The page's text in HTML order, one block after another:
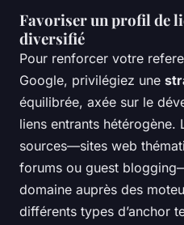
Favoriser un profil de
diversifié
Pour renforcer votre
Google, privilégiez une
équilibrée, axée sur le
liens entrants
sources—sites web
forums ou guest
domaine auprès des
différents types d’anchor